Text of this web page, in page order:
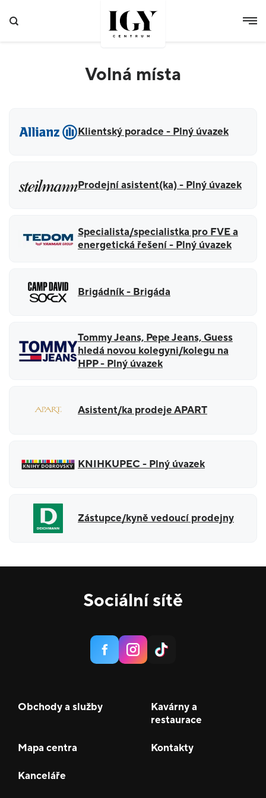
Volná místa
Klientský poradce - Plný úvazek
Prodejní asistent(ka) - Plný úvazek
Specialista/specialistka pro FVE a
energetická řešení - Plný úvazek
Brigádník - Brigáda
Tommy Jeans, Pepe Jeans, Guess
hledá novou kolegyni/kolegu na
HPP - Plný úvazek
Asistent/ka prodeje APART
KNIHKUPEC - Plný úvazek
Zástupce/kyně vedoucí prodejny
Sociální sítě
Obchody a služby
Kavárny a
restaurace
Mapa centra Kontakty
Kanceláře